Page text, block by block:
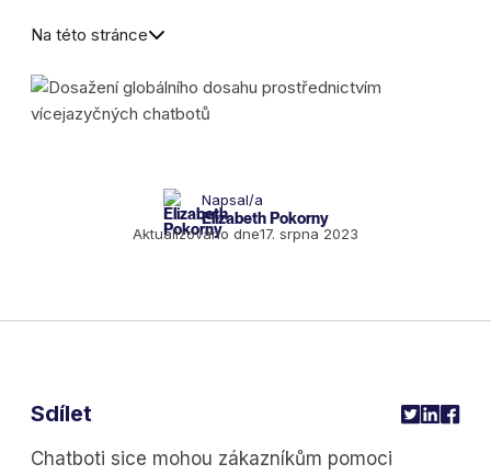
Na této stránce
Napsal/a
Elizabeth Pokorny
Aktualizováno dne17. srpna 2023
Chatboti sice mohou zákazníkům pomoci
Sdílet